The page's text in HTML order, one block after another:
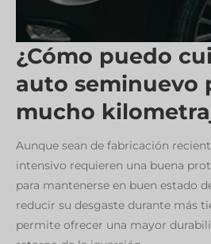
¿Cómo puedo
auto seminuevo
mucho
Aunque sean de fabricación
intensivo requieren una buena
para mantenerse en buen estado
reducir su desgaste durante más
permite ofrecer una mayor